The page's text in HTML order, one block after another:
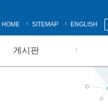
HOME SITEMAP ENGLISH
게시판